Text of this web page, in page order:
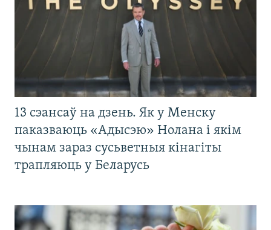
13 сэансаў на дзень. Як у Менску
паказваюць «Адысэю» Нолана і якім
чынам зараз сусьветныя кінагіты
трапляюць у Беларусь